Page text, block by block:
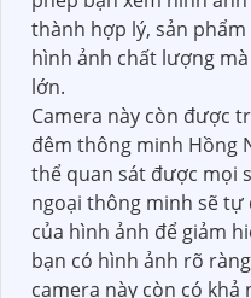
thành hợp lý, sản
hình ảnh chất lượng
lớn.
Camera này còn được
đêm thông minh Hồng
thể quan sát được mọi
ngoại thông minh sẽ
của hình ảnh để giảm
bạn có hình ảnh rõ
camera này còn có khả